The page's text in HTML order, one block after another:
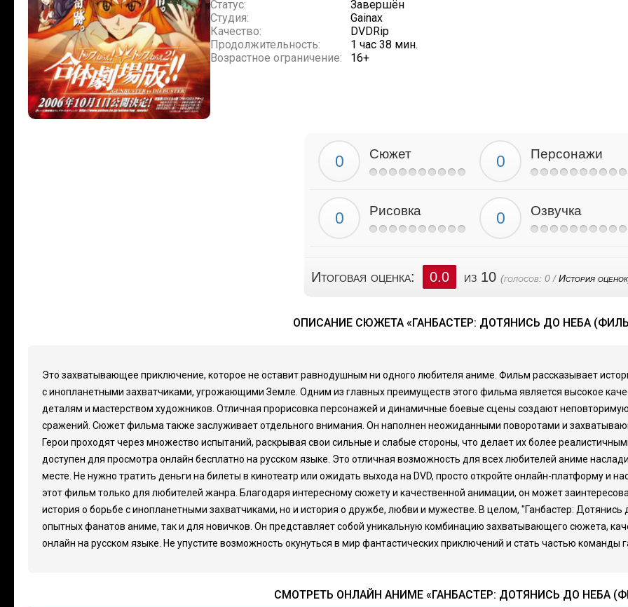
Статус:
Завершён
Студия:
Gainax
Качество:
DVDRip
Продолжительность:
1 час 38 мин.
Возрастное ограничение:
16+
Сюжет Персонажи
Рисовка Озвучка
Итоговая оценка: 0.0 из 10 (голосов: 0/История оценок
ОПИСАНИЕ СЮЖЕТА «ГАНБАСТЕР: ДОТЯНИСЬ ДО НЕБА
Это захватывающее приключение, которое не оставит равнодушным ни одного любителя аниме. Фильм рассказывает
с инопланетными захватчиками, угрожающими Земле. Одним из главных преимуществ этого фильма является высокое
деталям и мастерством художников. Отличная прорисовка персонажей и динамичные боевые сцены создают
сражений. Сюжет фильма также заслуживает отдельного внимания. Он наполнен неожиданными поворотами и
Герои проходят через множество испытаний, раскрывая свои сильные и слабые стороны, что делает их более
доступен для просмотра онлайн бесплатно на русском языке. Это отличная возможность для всех любителей аниме
месте. Не нужно тратить деньги на билеты в кинотеатр или ожидать выхода на DVD, просто откройте онлайн-платформу и
этот фильм только для любителей жанра. Благодаря интересному сюжету и качественной анимации, он может
история о борьбе с инопланетными захватчиками, но и история о дружбе, любви и мужестве. В целом, "Ганбастер:
опытных фанатов аниме, так и для новичков. Он представляет собой уникальную комбинацию захватывающего сюжета,
онлайн на русском языке. Не упустите возможность окунуться в мир фантастических приключений и стать частью команды
СМОТРЕТЬ ОНЛАЙН АНИМЕ «ГАНБАСТЕР: ДОТЯНИСЬ ДО НЕБА